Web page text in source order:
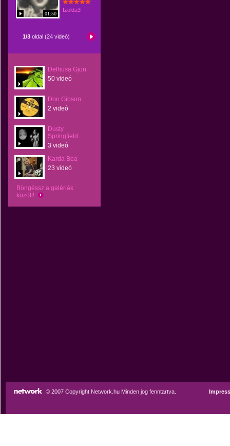
01:50
Izolda3
1/3 oldal (24 videó)
Delhusa Gjon
50 videó
Don Gibson
2 videó
Dusty
Springfield
3 videó
Karda Bea
23 videó
Böngéssz a galériák
között!
© 2007 Copyright Network.hu Minden jog fenntartva.